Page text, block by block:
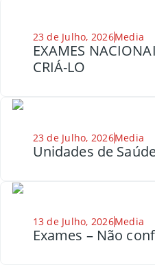
23 de Julho, 2026Media
EXAMES
CRIÁ-LO
23 de Julho, 2026Media
Unidades de
13 de Julho, 2026Media
Exames – Não